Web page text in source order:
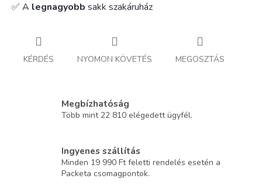
✅ A legnagyobb sakk szakáruház
KÉRDÉS NYOMON KÖVETÉS MEGOSZTÁS
Megbízhatóság
Több mint 22 810 elégedett ügyfél.
Ingyenes szállítás
Minden 19 990 Ft feletti rendelés esetén a
Packeta csomagpontok.